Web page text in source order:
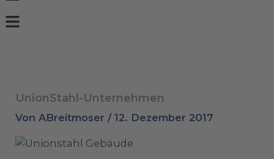
UnionStahl-Unternehmen
VonABreitmoser /12. Dezember 2017